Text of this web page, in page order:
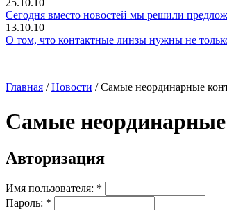
25.10.10
Сегодня вместо новостей мы решили
13.10.10
О том, что контактные линзы нужны не
Главная /Новости / Самые неординарные
Самые
Авторизация
Имя пользователя: *
Пароль: *